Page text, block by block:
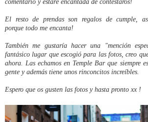
El resto de prendas son regalos de cumple,
porque todo me encanta!
También me gustaría hacer una "mención
fantásico lugar que escogió para las fotos, creo
ahora. Las echamos en Temple Bar que siempre
gente y además tiene unos rinconcitos increíbles.
Espero que os gusten las fotos y hasta pronto xx !